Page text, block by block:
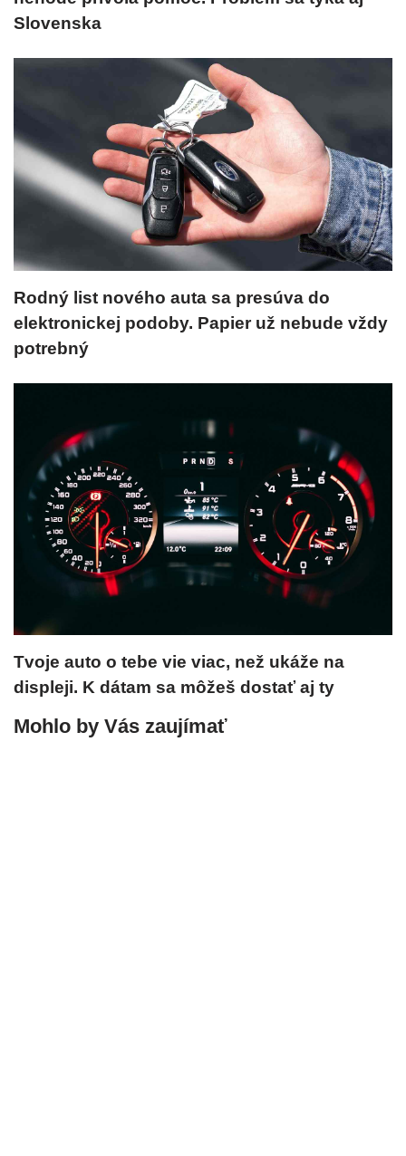
Slovenska
Rodný list nového auta sa presúva do
elektronickej podoby. Papier už nebude vždy
potrebný
Tvoje auto o tebe vie viac, než ukáže na
displeji. K dátam sa môžeš dostať aj ty
Mohlo by Vás zaujímať